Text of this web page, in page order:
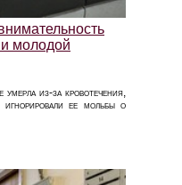
молодой
из-за кровотечения,
игнорировали ее мольбы о